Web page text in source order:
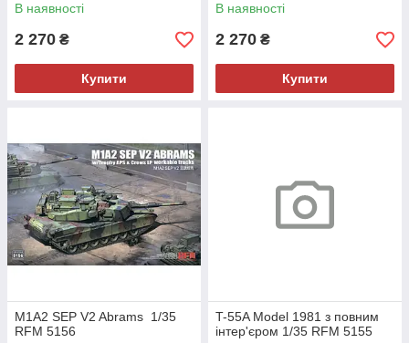
В наявності
2 270 ₴
Купити
В наявності
2 270 ₴
Купити
M1A2 SEP V2 Abrams 1/35
RFM 5156
T-55A Model 1981 з повним
інтер'єром 1/35 RFM 5155